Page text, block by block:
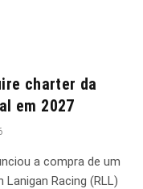
charter da
em 2027
a compra de um
Racing (RLL)